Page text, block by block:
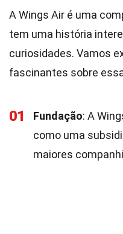
A Wings Air é uma
tem uma história
curiosidades. Vamos
fascinantes sobre
01 Fundação: A
como uma
maiores